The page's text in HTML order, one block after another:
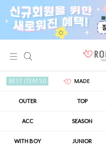
BEST ITEM 50 MADE
OUTER TOP
ACC SEASON
WITH BOY JUNIOR